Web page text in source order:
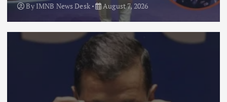
By IMNB News Desk August 7, 2026